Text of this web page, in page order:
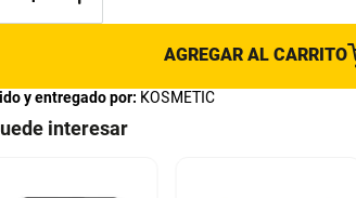
AGREGAR AL CARRITO
y entregado por: KOSMETIC
interesar